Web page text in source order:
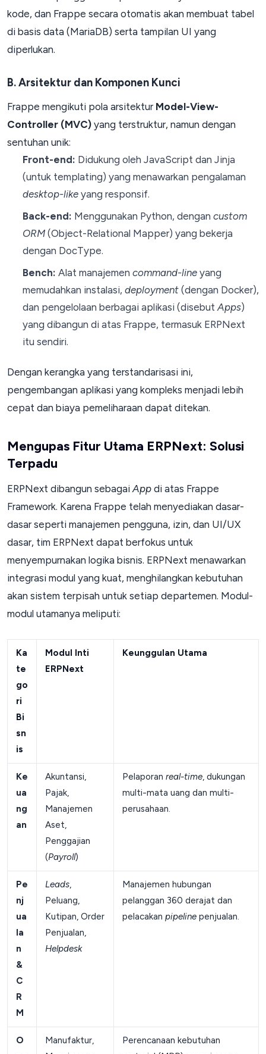
kode, dan Frappe secara otomatis akan membuat tabel
di basis data (MariaDB) serta tampilan UI yang
diperlukan.
B. Arsitektur dan Komponen Kunci
Frappe mengikuti pola arsitektur Model-View-
Controller (MVC) yang terstruktur, namun dengan
sentuhan unik:
Front-end: Didukung oleh JavaScript dan Jinja
(untuk templating) yang menawarkan pengalaman
desktop-likeyang responsif.
Back-end: Menggunakan Python, dengan custom
ORM(Object-Relational Mapper) yang bekerja
dengan DocType.
Bench: Alat manajemen command-lineyang
memudahkan instalasi, deployment(dengan Docker),
dan pengelolaan berbagai aplikasi (disebut Apps)
yang dibangun di atas Frappe, termasuk ERPNext
itu sendiri.
Dengan kerangka yang terstandarisasi ini,
pengembangan aplikasi yang kompleks menjadi lebih
cepat dan biaya pemeliharaan dapat ditekan.
Mengupas Fitur Utama ERPNext: Solusi
Terpadu
ERPNext dibangun sebagaiApp di atas Frappe
Framework. Karena Frappe telah menyediakan dasar-
dasar seperti manajemen pengguna, izin, dan UI/UX
dasar, tim ERPNext dapat berfokus untuk
menyempurnakan logika bisnis. ERPNext menawarkan
integrasi modul yang kuat, menghilangkan kebutuhan
akan sistem terpisah untuk setiap departemen. Modul-
modul utamanya meliputi:
Ka
te
go
ri
Bi
sn
is
Modul Inti
ERPNext
Keunggulan Utama
Ke
ua
ng
an
Akuntansi,
Pajak,
Manajemen
Aset,
Penggajian
(Payroll)
Pelaporan real-time, dukungan
multi-mata uang dan multi-
perusahaan.
Pe
nj
ua
la
n
&
C
R
M
Leads,
Peluang,
Kutipan, Order
Penjualan,
Helpdesk
Manajemen hubungan
pelanggan 360 derajat dan
pelacakan pipelinepenjualan.
O
Manufaktur,
Perencanaan kebutuhan